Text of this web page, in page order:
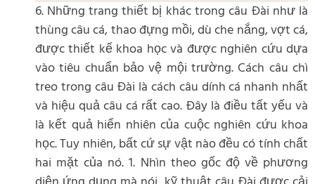
6. Những trang thiết bị khác trong câu Đài như là
thùng câu cá, thao đựng mồi, dù che nắng, vợt cá,
được thiết kế khoa học và được nghiên cứu dựa
vào tiêu chuẩn bảo vệ mội trường. Cách câu chì
treo trong câu Đài là cách câu dính cá nhanh nhất
và hiệu quả câu cá rất cao. Đây là điều tất yếu và
là kết quả hiển nhiên của cuộc nghiên cứu khoa
học. Tuy nhiên, bất cứ sự vật nào đều có tính chất
hai mặt của nó. 1. Nhìn theo gốc độ về phương